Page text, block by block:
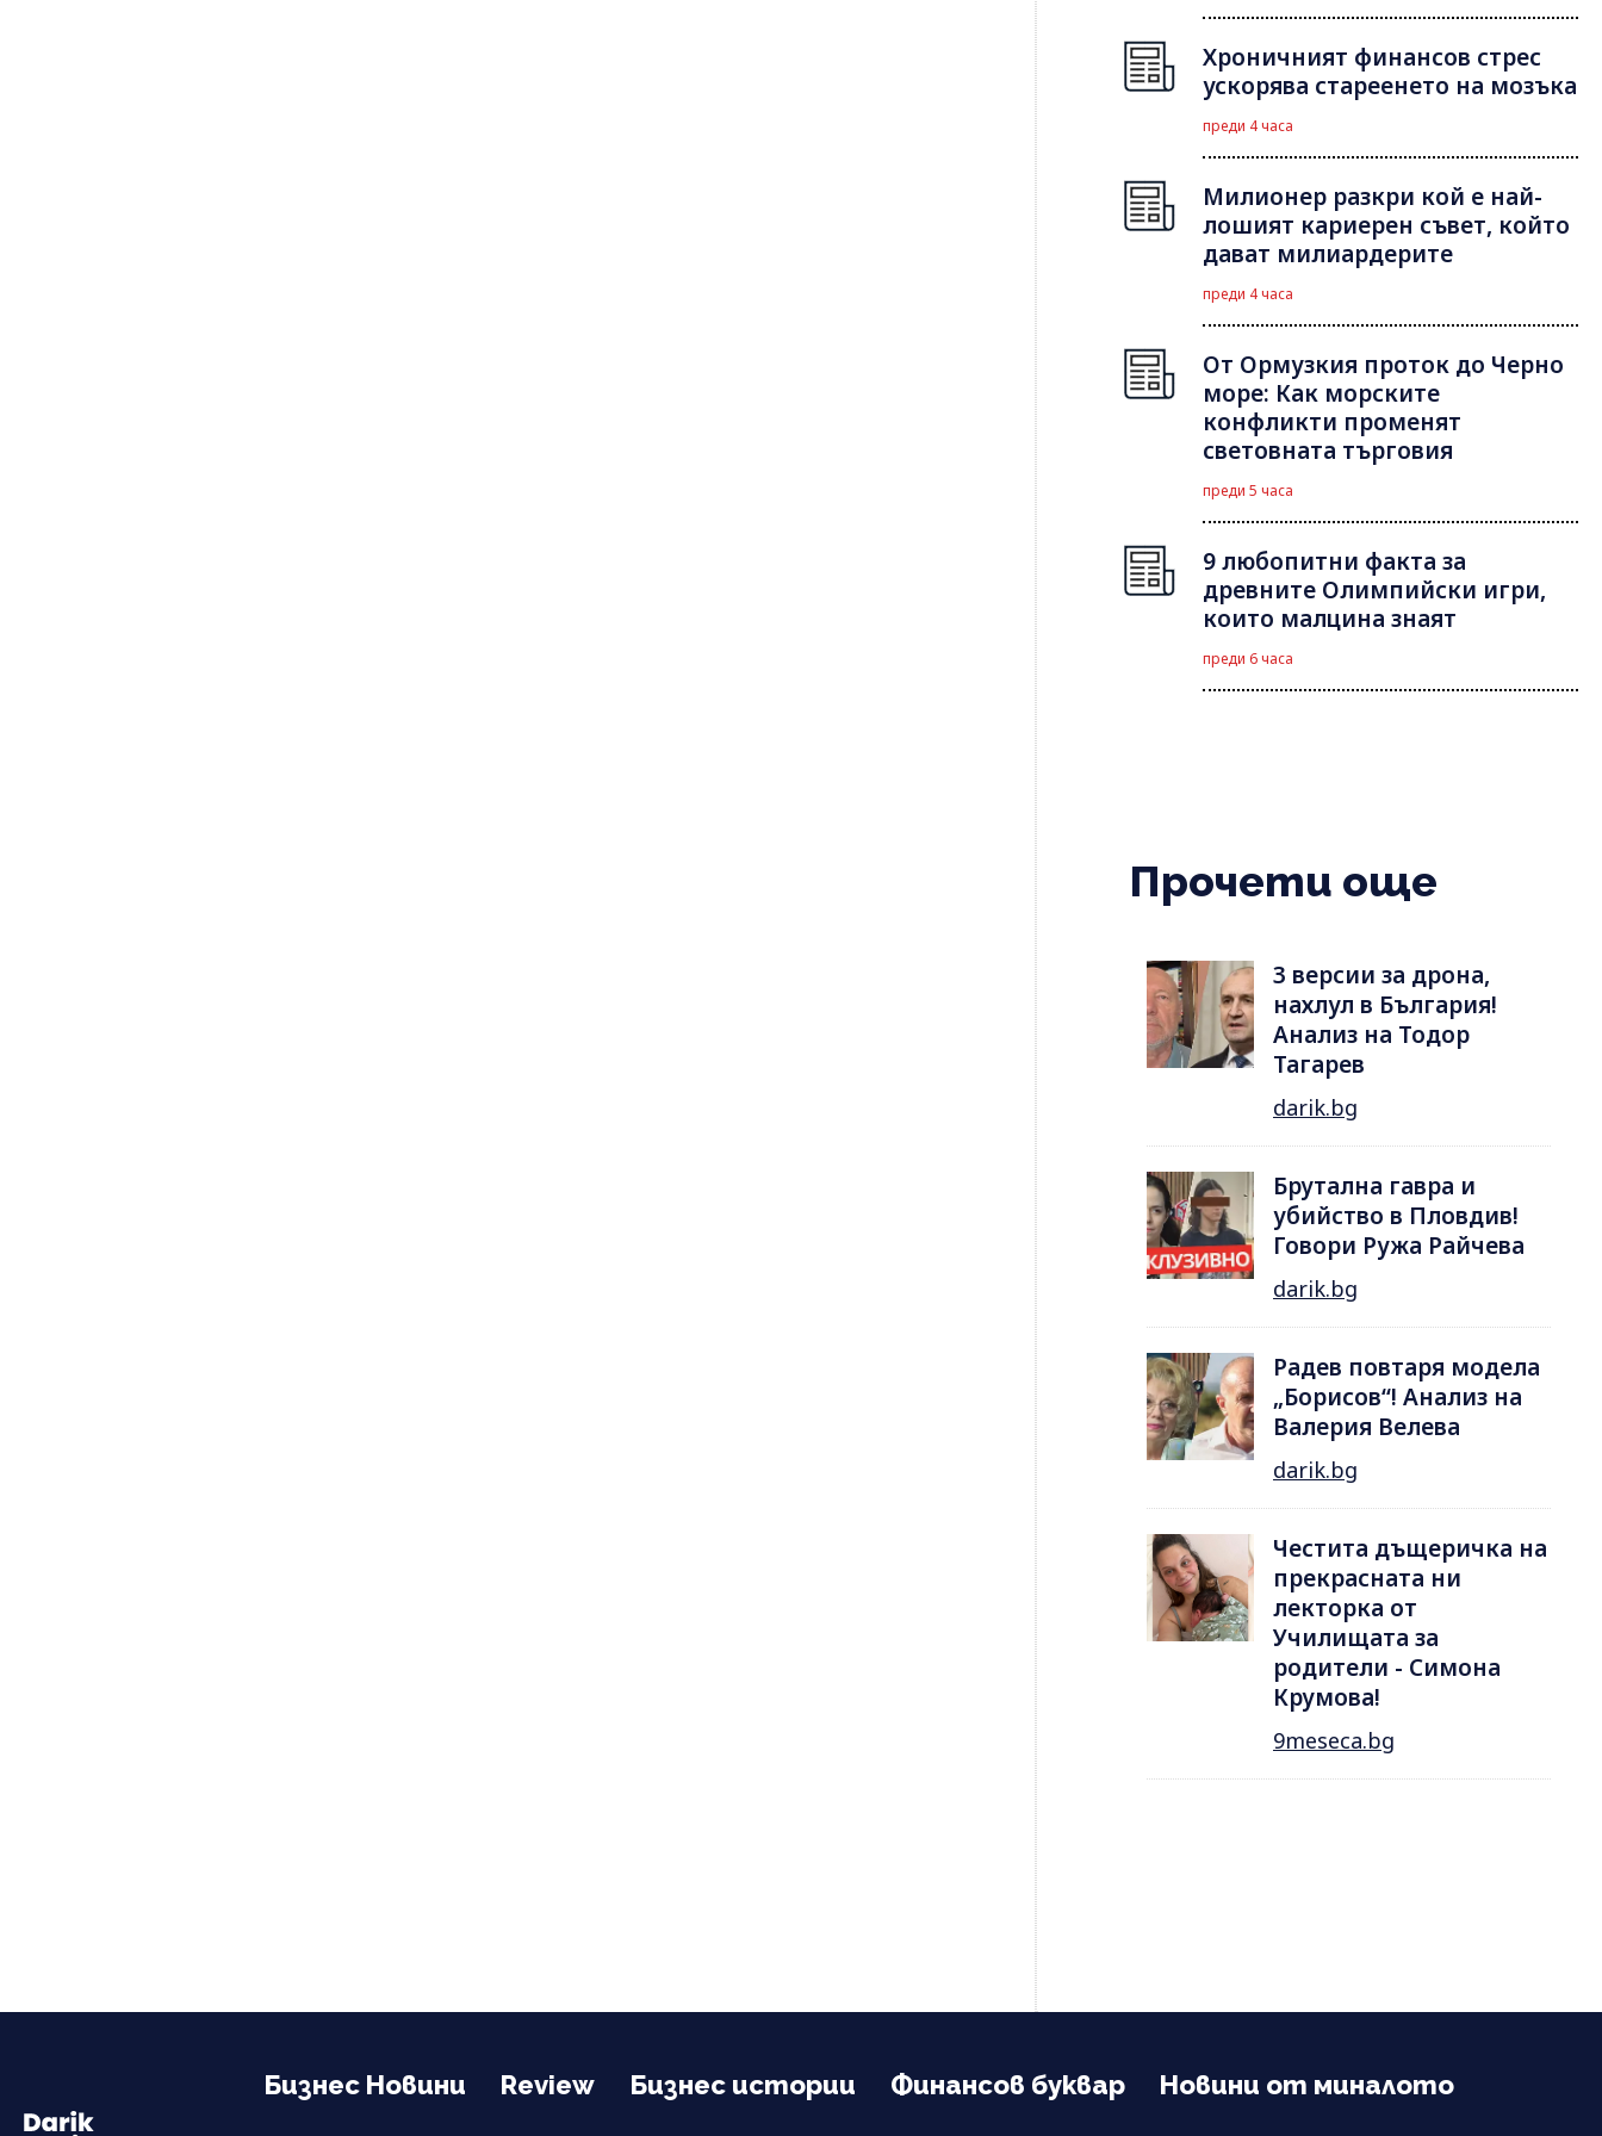
Хроничният финансов стрес
ускорява стареенето на мозъка
преди 4 часа
Милионер разкри кой е най-
лошият кариерен съвет, който
дават милиардерите
преди 4 часа
От Ормузкия проток до Черно
море: Как морските
конфликти променят
световната търговия
преди 5 часа
9 любопитни факта за
древните Олимпийски игри,
които малцина знаят
преди 6 часа
Прочети още
3 версии за дрона,
нахлул в България!
Анализ на Тодор
Тагарев
darik.bg
Брутална гавра и
убийство в Пловдив!
Говори Ружа Райчева
darik.bg
Радев повтаря модела
„Борисов“! Анализ на
Валерия Велева
darik.bg
Честита дъщеричка на
прекрасната ни
лекторка от
Училищата за
родители - Симона
Крумова!
9meseca.bg
Бизнес Новини Review Бизнес истории Финансов буквар Новини от миналото